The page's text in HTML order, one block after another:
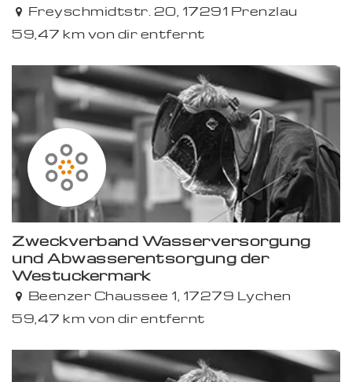
Freyschmidtstr. 20, 17291 Prenzlau
59,47 km von dir entfernt
Zweckverband Wasserversorgung
und Abwasserentsorgung der
Westuckermark
Beenzer Chaussee 1, 17279 Lychen
59,47 km von dir entfernt